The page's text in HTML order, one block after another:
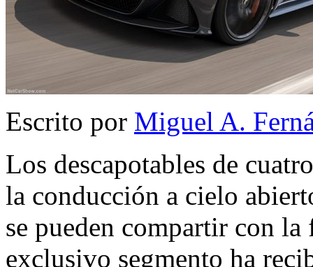
Escrito por Miguel A.
Los descapotables de
la conducción a cielo
se pueden compartir con
exclusivo segmento ha